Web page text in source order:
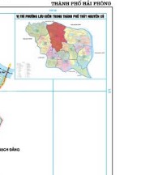
yết công khai kết quả
ỦY HẢI PHÒNG VỀ
SÁNG...
yết công khai kết quả